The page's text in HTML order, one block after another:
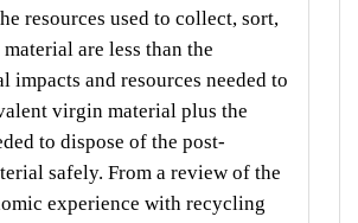
resources used to collect, sort,
are less than the
impacts and resources needed to
virgin material plus the
to dispose of the post-
safely. From a review of the
experience with recycling